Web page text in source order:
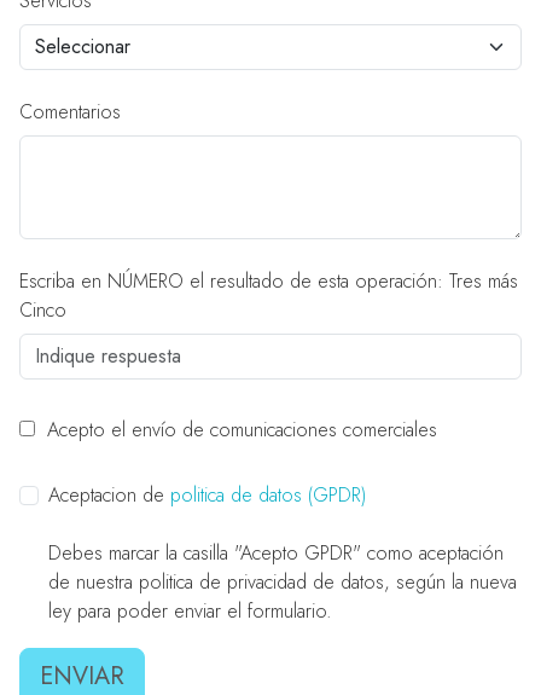
Comentarios
Escriba en NÚMERO el resultado de esta operación: Tres más
Cinco
Acepto el envío de comunicaciones comerciales
Aceptacion de politica de datos (GPDR)
Debes marcar la casilla "Acepto GPDR" como aceptación
de nuestra politica de privacidad de datos, según la nueva
ley para poder enviar el formulario.
ENVIAR